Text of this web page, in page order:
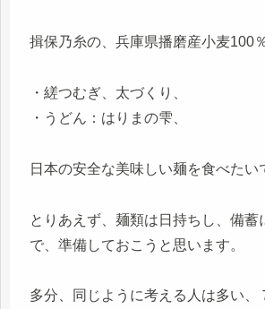
揖保乃糸の、兵庫県播磨産小麦100
・縒つむぎ、太づくり、
・うどん：はりまの雫、
日本の安全な美味しい麺を食べたい
とりあえず、麺類は日持ちし、備蓄
で、準備しておこうと思います。
多分、同じように考える人は多い、